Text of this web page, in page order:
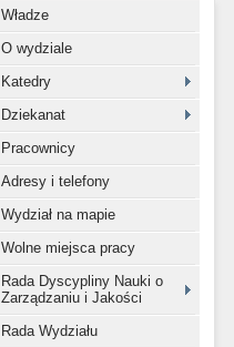
Władze
O wydziale
Katedry
Dziekanat
Pracownicy
Adresy i telefony
Wydział na mapie
Wolne miejsca pracy
Rada Dyscypliny Nauki o
Zarządzaniu i Jakości
Rada Wydziału